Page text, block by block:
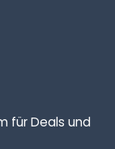
für Deals und